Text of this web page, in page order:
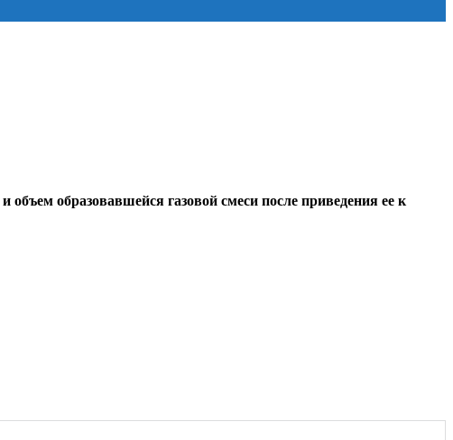
и объем образовавшейся газовой смеси после приведения ее к